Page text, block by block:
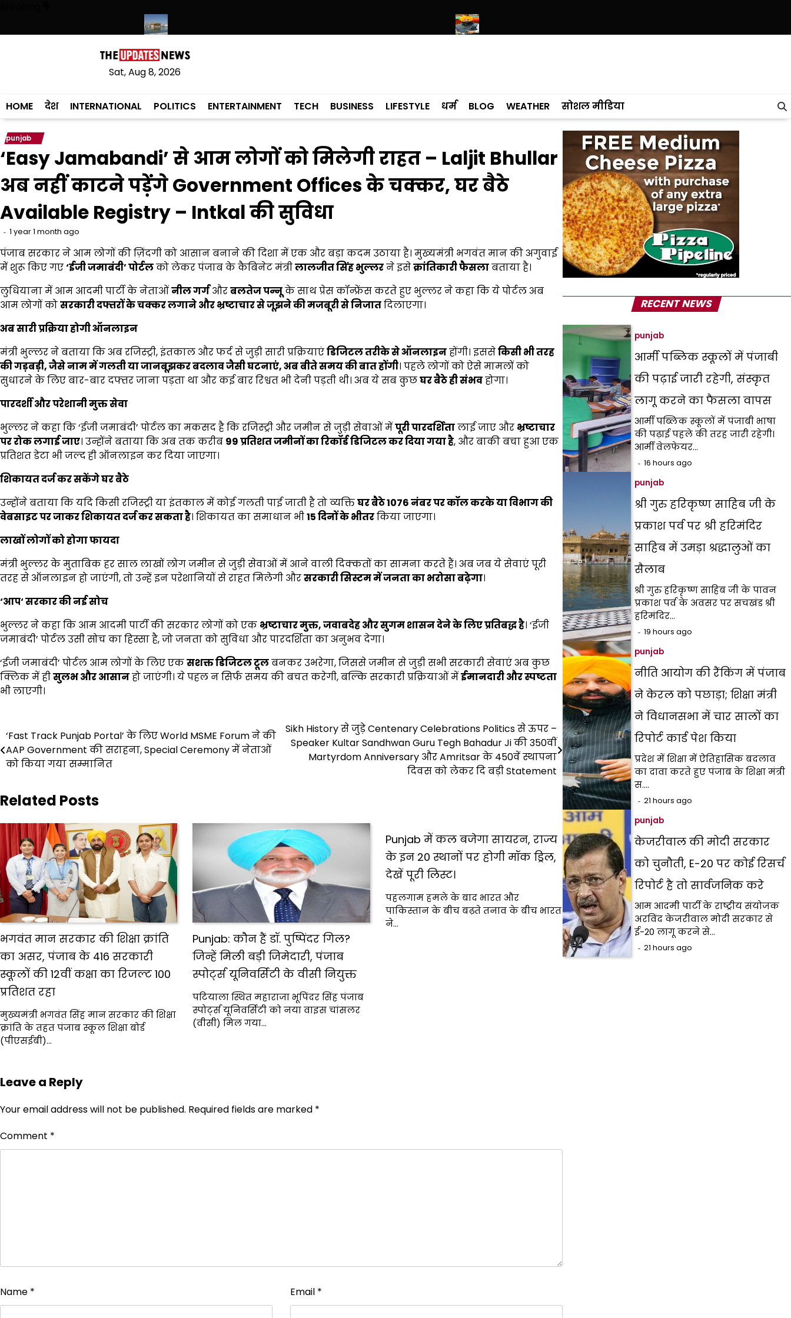
content
संस्कृत लागू करने का फैसला वापसश्री गुरु हरिकृष्ण साहिब जी के प्रकाश पर्व पर श्री हरिमंदिर साहिब में उमड़ा श्रद्धालुओं का सैलाब
Sat, Aug 8, 2026
HOME देश INTERNATIONAL POLITICS ENTERTAINMENT TECH BUSINESS LIFESTYLE धर्म BLOG WEATHER सोशल मीडिया
punjab
‘Easy Jamabandi’ से आम लोगों को मिलेगी राहत – Laljit Bhullar
अब नहीं काटने पड़ेंगे Government Offices के चक्कर, घर बैठे
Available Registry – Intkal की सुविधा
1 year 1 month ago
पंजाब सरकार ने आम लोगों की ज़िंदगी को आसान बनाने की दिशा में एक और बड़ा कदम उठाया है। मुख्यमंत्री भगवंत मान की अगुवाई
में शुरू किए गए‘ईजी जमाबंदी’पोर्टलको लेकर पंजाब के कैबिनेट मंत्रीलालजीत सिंह भुल्लरने इसेक्रांतिकारी फैसलाबताया है।
लुधियाना में आम आदमी पार्टी के नेताओंनील गर्गऔरबलतेज पन्नूके साथ प्रेस कॉन्फ्रेंस करते हुए भुल्लर ने कहा कि ये पोर्टल अब
आम लोगों कोसरकारी दफ्तरों के चक्कर लगाने और भ्रष्टाचार से जूझने की मजबूरी से निजातदिलाएगा।
अब सारी प्रक्रिया होगी ऑनलाइन
मंत्री भुल्लर ने बताया कि अब रजिस्ट्री, इंतकाल और फर्द से जुड़ी सारी प्रक्रियाएंडिजिटल तरीके से ऑनलाइनहोंगी। इससेकिसी भी तरह
की गड़बड़ी,जैसे नाम में गलती या जानबूझकर बदलाव जैसी घटनाएं,अब बीते समय की बात होंगी। पहले लोगों को ऐसे मामलों को
सुधारने के लिए बार-बार दफ्तर जाना पड़ता था और कई बार रिश्वत भी देनी पड़ती थी। अब ये सब कुछघर बैठे ही संभवहोगा।
पारदर्शी और परेशानी मुक्त सेवा
भुल्लर ने कहा कि ‘ईजी जमाबंदी’ पोर्टल का मकसद है कि रजिस्ट्री और जमीन से जुड़ी सेवाओं मेंपूरी पारदर्शितालाई जाए और भ्रष्टाचार
पर रोक लगाई जाए। उन्होंने बताया कि अब तक करीब 99प्रतिशत जमीनों का रिकॉर्ड डिजिटल कर दिया गया है, और बाकी बचा हुआ एक
प्रतिशत डेटा भी जल्द ही ऑनलाइन कर दिया जाएगा।
शिकायत दर्ज कर सकेंगे घर बैठे
उन्होंने बताया कि यदि किसी रजिस्ट्री या इंतकाल में कोई गलती पाई जाती है तो व्यक्तिघर बैठे1076नंबर पर कॉल करके या विभाग की
वेबसाइट पर जाकर शिकायत दर्ज कर सकता है। शिकायत का समाधान भी15दिनों के भीतरकिया जाएगा।
लाखों लोगों को होगा फायदा
मंत्री भुल्लर के मुताबिक हर साल लाखों लोग जमीन से जुड़ी सेवाओं में आने वाली दिक्कतों का सामना करते हैं। अब जब ये सेवाएं पूरी
तरह से ऑनलाइन हो जाएंगी, तो उन्हें इन परेशानियों से राहत मिलेगी औरसरकारी सिस्टम में जनता का भरोसा बढ़ेगा।
‘आप‘सरकार की नई सोच
भुल्लर ने कहा कि आम आदमी पार्टी की सरकार लोगों को एक भ्रष्टाचार मुक्त,जवाबदेह और सुगम शासन देने के लिए प्रतिबद्ध है। ‘ईजी
जमाबंदी’ पोर्टल उसी सोच का हिस्सा है, जो जनता को सुविधा और पारदर्शिता का अनुभव देगा।
‘ईजी जमाबंदी’ पोर्टल आम लोगों के लिए एकसशक्त डिजिटल टूलबनकर उभरेगा, जिससे जमीन से जुड़ी सभी सरकारी सेवाएं अब कुछ
क्लिक में हीसुलभ और आसानहो जाएंगी। ये पहल न सिर्फ समय की बचत करेगी, बल्कि सरकारी प्रक्रियाओं मेंईमानदारी और स्पष्टता
भी लाएगी।
Post
navigation
‘Fast Track Punjab Portal’ के लिए World MSME Forum ने की
AAP Government की सराहना, Special Ceremony में नेताओं
को किया गया सम्मानित
Sikh History से जुड़े Centenary Celebrations Politics से ऊपर –
Speaker Kultar Sandhwan Guru Tegh Bahadur Ji की 350वीं
Martyrdom Anniversary और Amritsar के 450वें स्थापना
दिवस को लेकर दि बड़ी Statement
Related Posts
भगवंत मान सरकार की शिक्षा क्रांति
का असर, पंजाब के 416 सरकारी
स्कूलों की 12वीं कक्षा का रिजल्ट 100
प्रतिशत रहा
मुख्यमंत्री भगवंत सिंह मान सरकार की शिक्षा
क्रांति के तहत पंजाब स्कूल शिक्षा बोर्ड
(पीएसईबी)…
Punjab: कौन हैं डॉ. पुष्पिंदर गिल?
जिन्हें मिली बड़ी जिमेदारी, पंजाब
स्पोर्ट्स यूनिवर्सिटी के वीसी नियुक्त
पटियाला स्थित महाराजा भूपिंदर सिंह पंजाब
स्पोर्ट्स यूनिवर्सिटी को नया वाइस चांसलर
(वीसी) मिल गया…
Punjab में कल बजेगा सायरन, राज्य
के इन 20 स्थानों पर होगी मॉक ड्रिल,
देखें पूरी लिस्ट।
पहलगाम हमले के बाद भारत और
पाकिस्तान के बीच बढ़ते तनाव के बीच भारत
ने…
Leave a Reply
Your email address will not be published. Required fields are marked *
Comment *
Name * Email *
RECENT NEWS
punjab
आर्मी पब्लिक स्कूलों में पंजाबी
की पढ़ाई जारी रहेगी, संस्कृत
लागू करने का फैसला वापस
आर्मी पब्लिक स्कूलों में पंजाबी भाषा
की पढ़ाई पहले की तरह जारी रहेगी।
आर्मी वेलफेयर…
16 hours ago
punjab
श्री गुरु हरिकृष्ण साहिब जी के
प्रकाश पर्व पर श्री हरिमंदिर
साहिब में उमड़ा श्रद्धालुओं का
सैलाब
श्री गुरु हरिकृष्ण साहिब जी के पावन
प्रकाश पर्व के अवसर पर सचखंड श्री
हरिमंदिर…
19 hours ago
punjab
नीति आयोग की रैंकिंग में पंजाब
ने केरल को पछाड़ा; शिक्षा मंत्री
ने विधानसभा में चार सालों का
रिपोर्ट कार्ड पेश किया
प्रदेश में शिक्षा में ऐतिहासिक बदलाव
का दावा करते हुए पंजाब के शिक्षा मंत्री
स.…
21 hours ago
punjab
केजरीवाल की मोदी सरकार
को चुनौती, E-20 पर कोई रिसर्च
रिपोर्ट है तो सार्वजनिक करे
आम आदमी पार्टी के राष्ट्रीय संयोजक
अरविंद केजरीवाल मोदी सरकार से
ई-20 लागू करने से…
21 hours ago